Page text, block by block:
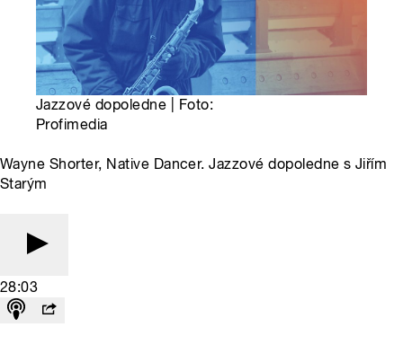
Jazzové dopoledne | Foto:
Profimedia
Wayne Shorter, Native Dancer. Jazzové dopoledne s Jiřím
Starým
28:03